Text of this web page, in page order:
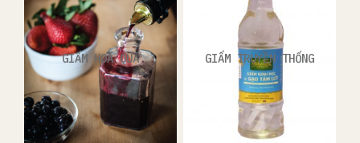
GIẤM HOA QUẢ GIẤM TRUYỀN THỐNG